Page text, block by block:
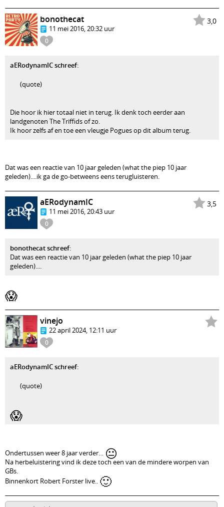
3,0
0
bonothecat
11 mei 2016, 20:32 uur
aERodynamIC schreef:
(quote)
Die hoor ik hier totaal niet in terug. Ik denk toch eerder aan
landgenoten The Triffids of zo.
Ik hoor zelfs af en toe een vleugje Pogues op dit album terug.
Dat was een reactie van 10 jaar geleden (what the piep 10 jaar
geleden)....ik ga de go-betweens eens terugluisteren.
3,5
0
aERodynamIC
11 mei 2016, 20:43 uur
bonothecat schreef:
Dat was een reactie van 10 jaar geleden (what the piep 10 jaar
geleden)....
😱
0
vinejo
22 april 2024, 12:11 uur
aERodynamIC schreef:
(quote)
😱
Ondertussen weer 8 jaar verder… 😐
Na herbeluistering vind ik deze toch een van de mindere worpen van
GBs.
Binnenkort Robert Forster live.. 🙂